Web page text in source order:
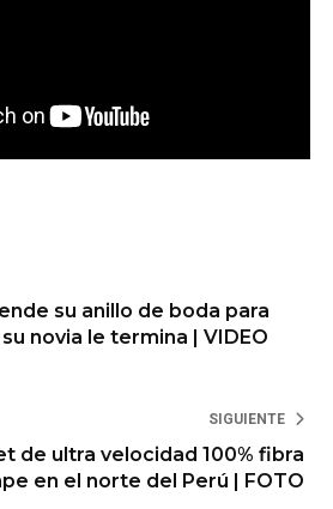
su anillo de boda para
novia le termina | VIDEO
SIGUIENTE
de ultra velocidad 100% fibra
en el norte del Perú | FOTO